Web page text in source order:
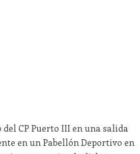
CP Puerto III en una salida
en un Pabellón Deportivo en